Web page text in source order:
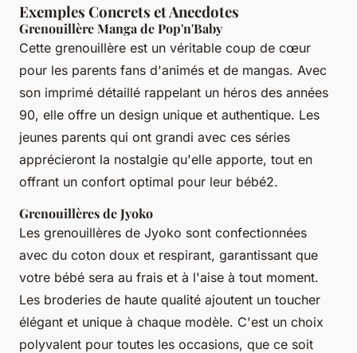
Exemples Concrets et Anecdotes
Grenouillère Manga de Pop'n'Baby
Cette grenouillère est un véritable coup de cœur
pour les parents fans d'animés et de mangas. Avec
son imprimé détaillé rappelant un héros des années
90, elle offre un design unique et authentique. Les
jeunes parents qui ont grandi avec ces séries
apprécieront la nostalgie qu'elle apporte, tout en
offrant un confort optimal pour leur bébé2.
Grenouillères de Jyoko
Les grenouillères de Jyoko sont confectionnées
avec du coton doux et respirant, garantissant que
votre bébé sera au frais et à l'aise à tout moment.
Les broderies de haute qualité ajoutent un toucher
élégant et unique à chaque modèle. C'est un choix
polyvalent pour toutes les occasions, que ce soit